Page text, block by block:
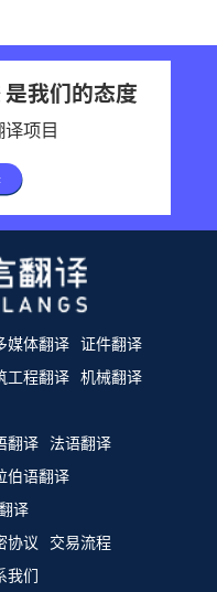
我们的态度
项目
媒体翻译 证件翻译
工程翻译 机械翻译
翻译
法语翻译
伯语翻译
译
协议
交易流程
我们